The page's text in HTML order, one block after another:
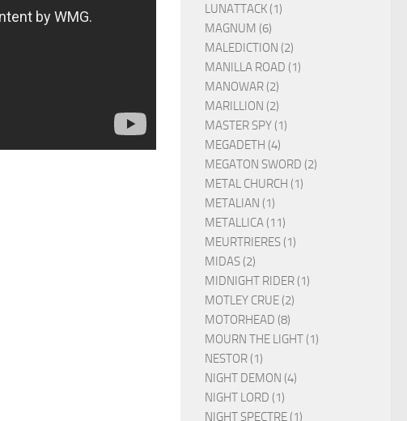
LUNATTACK (1)
MAGNUM (6)
MALEDICTION (2)
MANILLA ROAD (1)
MANOWAR (2)
MARILLION (2)
MASTER SPY (1)
MEGADETH (4)
MEGATON SWORD (2)
METAL CHURCH (1)
METALIAN (1)
METALLICA (11)
MEURTRIERES (1)
MIDAS (2)
MIDNIGHT RIDER (1)
MOTLEY CRUE (2)
MOTORHEAD (8)
MOURN THE LIGHT (1)
NESTOR (1)
NIGHT DEMON (4)
NIGHT LORD (1)
NIGHT SPECTRE (1)